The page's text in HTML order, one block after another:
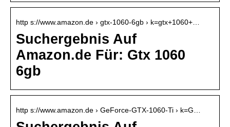
http s://www.amazon.de › gtx-1060-6gb › k=gtx+1060+…
Suchergebnis Auf
Amazon.de Für: Gtx 1060
6gb
http s://www.amazon.de › GeForce-GTX-1060-Ti › k=G…